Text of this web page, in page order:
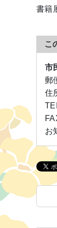
書籍
こ
市
郵
住
お